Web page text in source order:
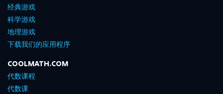
经典游戏
科学游戏
地理游戏
下载我们的应用程序
COOLMATH.COM
代数课程
代数课